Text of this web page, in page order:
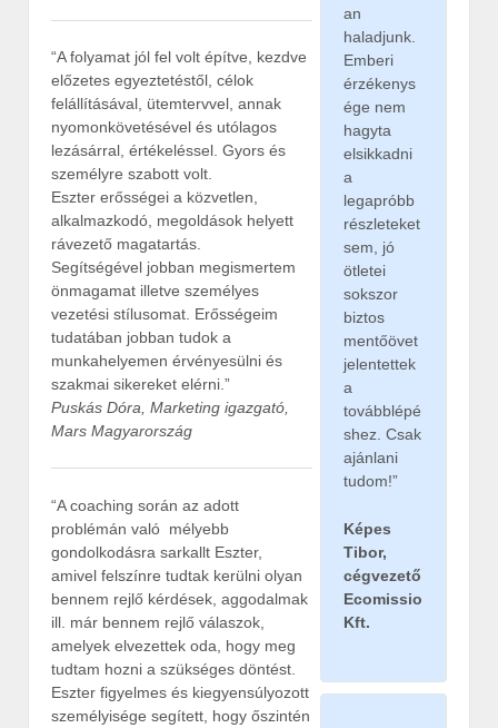
“A folyamat jól fel volt építve, kezdve
előzetes egyeztetéstől, célok
felállításával, ütemtervvel, annak
nyomonkövetésével és utólagos
lezásárral, értékeléssel. Gyors és
személyre szabott volt.
Eszter erősségei a közvetlen,
alkalmazkodó, megoldások helyett
rávezető magatartás.
Segítségével jobban megismertem
önmagamat illetve személyes
vezetési stílusomat. Erősségeim
tudatában jobban tudok a
munkahelyemen érvényesülni és
szakmai sikereket elérni.”
Puskás Dóra, Marketing igazgató,
Mars Magyarország
“A coaching során az adott
problémán való mélyebb
gondolkodásra sarkallt Eszter,
amivel felszínre tudtak kerülni olyan
bennem rejlő kérdések, aggodalmak
ill. már bennem rejlő válaszok,
amelyek elvezettek oda, hogy meg
tudtam hozni a szükséges döntést.
Eszter figyelmes és kiegyensúlyozott
személyisége segített, hogy őszintén
an
haladjunk.
Emberi
érzékenys
ége nem
hagyta
elsikkadni
a
legapróbb
részleteket
sem, jó
ötletei
sokszor
biztos
mentőövet
jelentettek
a
továbblépé
shez. Csak
ajánlani
tudom!”
Képes
Tibor,
cégvezető
Ecomissio
Kft.